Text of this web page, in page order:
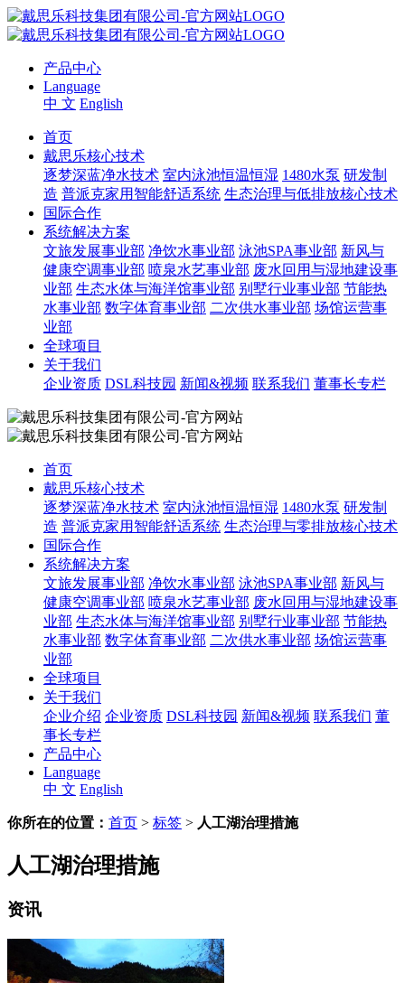
产品中心
Language
中 文 English
首页
戴思乐核心技术
逐梦深蓝净水技术 室内泳池恒温恒湿 1480水泵 研发制
造 普派克家用智能舒适系统 生态治理与低排放核心技术
国际合作
系统解决方案
文旅发展事业部 净饮水事业部 泳池SPA事业部 新风与
健康空调事业部 喷泉水艺事业部 废水回用与湿地建设事
业部 生态水体与海洋馆事业部 别墅行业事业部 节能热
水事业部 数字体育事业部 二次供水事业部 场馆运营事
业部
全球项目
关于我们
企业资质 DSL科技园 新闻&视频 联系我们 董事长专栏
首页
戴思乐核心技术
逐梦深蓝净水技术 室内泳池恒温恒湿 1480水泵 研发制
造 普派克家用智能舒适系统 生态治理与零排放核心技术
国际合作
系统解决方案
文旅发展事业部 净饮水事业部 泳池SPA事业部 新风与
健康空调事业部 喷泉水艺事业部 废水回用与湿地建设事
业部 生态水体与海洋馆事业部 别墅行业事业部 节能热
水事业部 数字体育事业部 二次供水事业部 场馆运营事
业部
全球项目
关于我们
企业介绍 企业资质 DSL科技园 新闻&视频 联系我们 董
事长专栏
产品中心
Language
中 文 English
你所在的位置： 首页 > 标签 > 人工湖治理措施
人工湖治理措施
资讯